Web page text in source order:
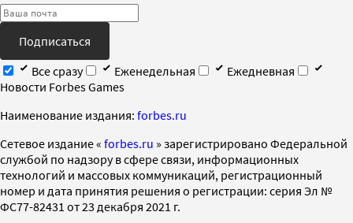
Подписаться
Все сразу
Еженедельная
Ежедневная
Новости Forbes Games
Наименование издания: forbes.ru
Cетевое издание « forbes.ru » зарегистрировано Федеральной
службой по надзору в сфере связи, информационных
технологий и массовых коммуникаций, регистрационный
номер и дата принятия решения о регистрации: серия Эл №
ФС77-82431 от 23 декабря 2021 г.